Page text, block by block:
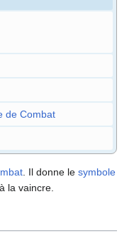
de Combat
. Il donne le symbole
la vaincre.